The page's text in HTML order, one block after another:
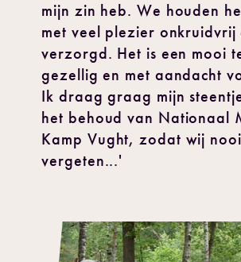
mijn zin heb. We houden
met veel plezier onkruidvrij
verzorgd. Het is een mooi
gezellig en met aandacht
Ik draag graag mijn
het behoud van Nationaal
Kamp Vught, zodat wij
vergeten...'